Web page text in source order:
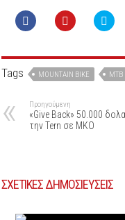
Tags MOUNTAIN BIKE MTB
Προηγούμενη
«Give Back» 50.000
την Tern σε ΜΚΟ
ΣΧΕΤΙΚΕΣ ΔΗΜΟΣΙΕΥΣΕΙΣ